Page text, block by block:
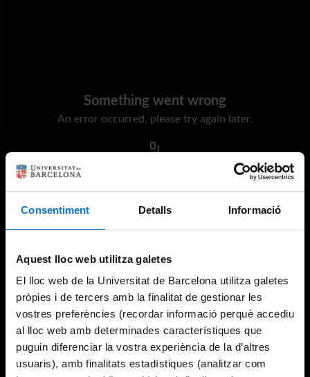
Consentiment Detalls Informació
Aquest lloc web utilitza galetes
El lloc web de la Universitat de Barcelona utilitza galetes
pròpies i de tercers amb la finalitat de gestionar les
vostres preferències (recordar informació perquè accediu
al lloc web amb determinades característiques que
puguin diferenciar la vostra experiència de la d’altres
usuaris), amb finalitats estadístiques (analitzar com
Something went wrong
An error occurred, please try again later.